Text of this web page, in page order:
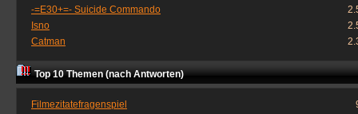
-=E30+=- Suicide Commando
Isno
Catman
Top 10 Themen (nach Antworten)
Filmezitatefragenspiel